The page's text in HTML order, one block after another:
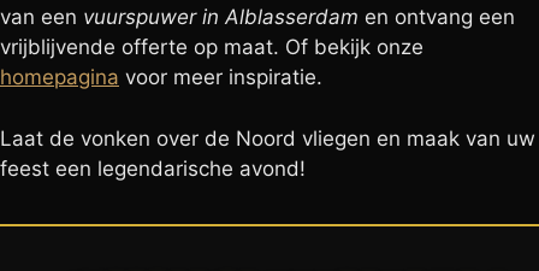
van een vuurspuwer in Alblasserdam en ontvang een
vrijblijvende offerte op maat. Of bekijk onze
homepagina voor meer inspiratie.
Laat de vonken over de Noord vliegen en maak van uw
feest een legendarische avond!